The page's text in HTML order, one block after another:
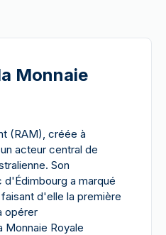
Monnaie
(RAM), créée à
acteur central de
Son
d'Édimbourg a marqué
d'elle la première
opérer
Monnaie Royale